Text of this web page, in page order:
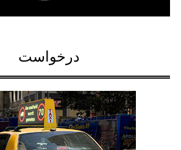
درخواست